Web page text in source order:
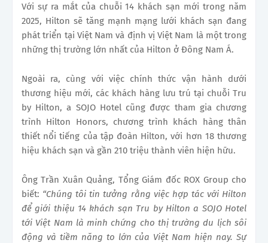
Với sự ra mắt của chuỗi 14 khách sạn mới trong năm
2025, Hilton sẽ tăng mạnh mạng lưới khách sạn đang
phát triển tại Việt Nam và định vị Việt Nam là một trong
những thị trường lớn nhất của Hilton ở Đông Nam Á.
Ngoài ra, cùng với việc chính thức vận hành dưới
thương hiệu mới, các khách hàng lưu trú tại chuỗi Tru
by Hilton, a SOJO Hotel cũng được tham gia chương
trình Hilton Honors, chương trình khách hàng thân
thiết nổi tiếng của tập đoàn Hilton, với hơn 18 thương
hiệu khách sạn và gần 210 triệu thành viên hiện hữu.
Ông Trần Xuân Quảng, Tổng Giám đốc ROX Group cho
biết: “Chúng tôi tin tưởng rằng việc hợp tác với Hilton
để giới thiệu 14 khách sạn Tru by Hilton a SOJO Hotel
tới Việt Nam là minh chứng cho thị trường du lịch sôi
động và tiềm năng to lớn của Việt Nam hiện nay. Sự